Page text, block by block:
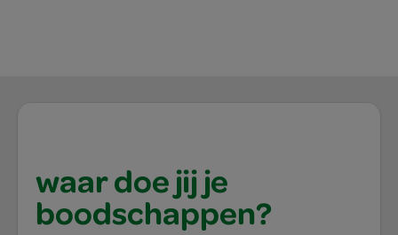
waar doe jij je
boodschappen?